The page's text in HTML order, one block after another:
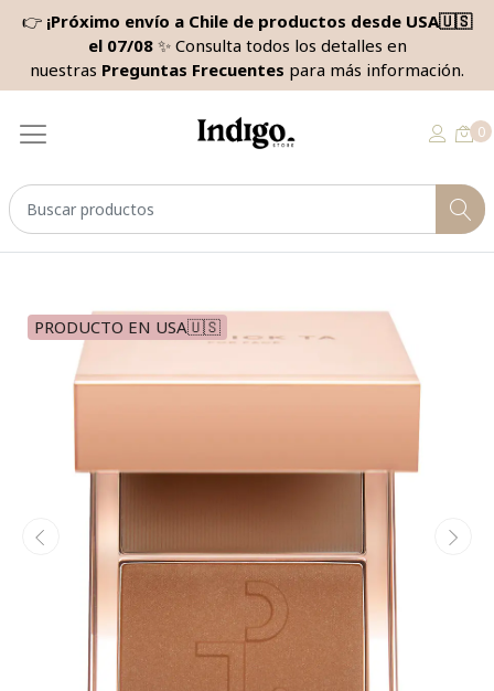
👉 ¡Próximo envío a Chile de productos desde USA🇺🇸
el 07/08✨ Consulta todos los detalles en
nuestras Preguntas Frecuentes para más información.
0
PRODUCTO EN USA🇺🇸